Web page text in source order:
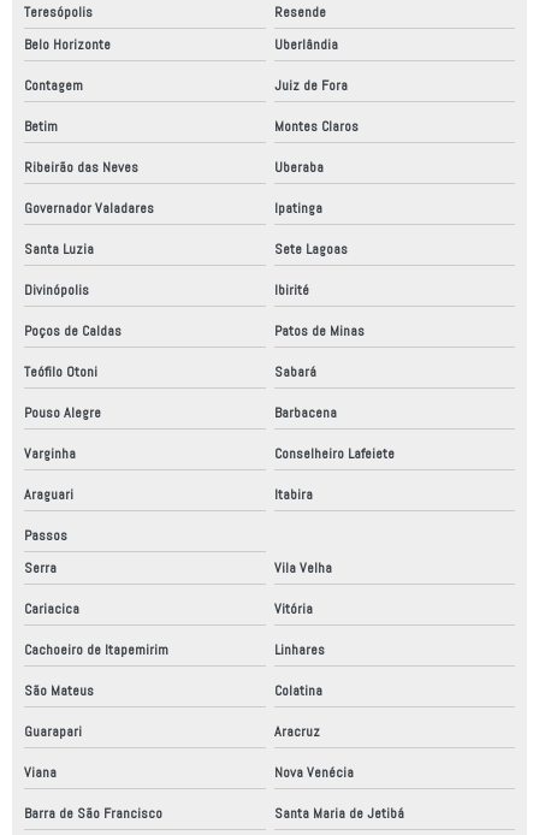
Fábrica de robô industrial
Fabricante de máquinas especiais
Fabricantes de automação industrial
Fornecedor de robô
Fornecedores de automação industrial
Instalação de máquinas e equipamentos industriais
Instalação de painel elétrico
Laudo de conformidade nr12
Laudo de conformidade técnica
Linha de montagem automatizada
Linha de produção automação industrial
Montagem de painéis de comandos elétricos
Montagem de painéis elétricos
Montagem de painéis elétricos em são paulo
Teresópolis
Resende
Belo Horizonte
Uberlândia
Contagem Juiz de Fora
Betim Montes Claros
Ribeirão das Neves Uberaba
Governador Valadares Ipatinga
Santa Luzia Sete Lagoas
Divinópolis Ibirité
Poços de Caldas Patos de Minas
Teófilo Otoni Sabará
Pouso Alegre Barbacena
Varginha Conselheiro Lafeiete
Araguari Itabira
Passos
Serra
Vila Velha
Cariacica Vitória
Cachoeiro de Itapemirim Linhares
São Mateus Colatina
Guarapari Aracruz
Viana Nova Venécia
Barra de São Francisco Santa Maria de Jetibá